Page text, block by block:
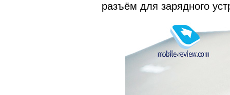
разъём для зарядного